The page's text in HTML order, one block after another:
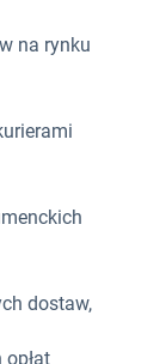
na rynku
dostaw,